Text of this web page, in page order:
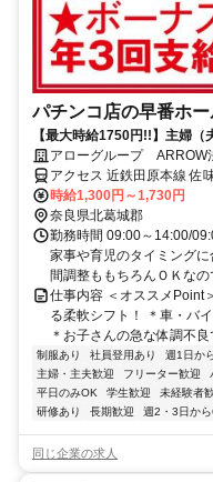
パチンコ店の早番ホ
【最大時給1750円!!】主婦
ール・カウンタースタッフ☆
アローグループ ARROW
アクセス 近鉄田原本線 佐
約18分、ＪＲ関西本線〔
時給1,300円～1,730円
奈良県北葛城郡
勤務時間 09:00～14:00/
家事や育児のタイミング
間調整ももちろんＯＫな
仕事内容 ＜オススメPoint
る柔軟シフト！ ＊車・バ
＊お子さんの急な体調不
制服あり 社員登用あり 週1日か
主婦・主夫歓迎
フリーター歓迎
平日のみOK
学生歓迎 未経験者
研修あり
長期歓迎 週2・3日か
同じ企業の求人